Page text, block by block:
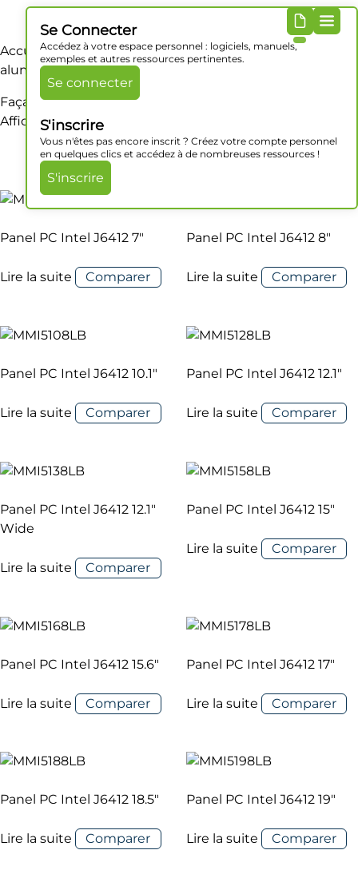
Se Connecter
Accédez à votre espace personnel : logiciels, manuels,
exemples et autres ressources pertinentes.
Se connecter
S'inscrire
Vous n'êtes pas encore inscrit ? Créez votre compte personnel
en quelques clics et accédez à de nombreuses ressources !
S'inscrire
Accueil/ Produit Matériaux / Façade et chassis
aluminium
Façade et chassis aluminium
Affichage de 1–16 sur 54 résultats
Panel PC Intel J6412 7″
Lire la suite Comparer
Panel PC Intel J6412 8″
Lire la suite Comparer
Panel PC Intel J6412 10.1″
Lire la suite Comparer
Panel PC Intel J6412 12.1″
Lire la suite Comparer
Panel PC Intel J6412 12.1″
Wide
Lire la suite Comparer
Panel PC Intel J6412 15″
Lire la suite Comparer
Panel PC Intel J6412 15.6″
Lire la suite Comparer
Panel PC Intel J6412 17″
Lire la suite Comparer
Panel PC Intel J6412 18.5″
Lire la suite Comparer
Panel PC Intel J6412 19″
Lire la suite Comparer